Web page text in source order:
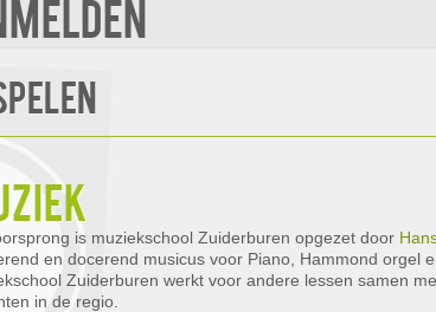
is muziekschool Zuiderburen opgezet door
en docerend musicus voor Piano, Hammond orgel
Zuiderburen werkt voor andere lessen samen
in de regio.